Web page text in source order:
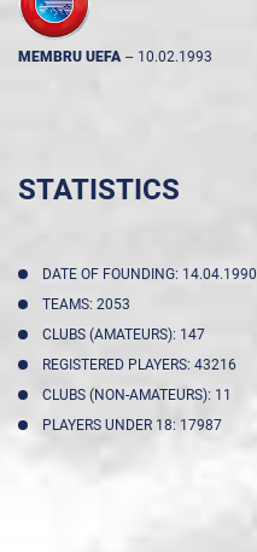
MEMBRU UEFA -- 10.02.1993
STATISTICS
DATE OF FOUNDING: 14.04.1990
TEAMS: 2053
CLUBS (AMATEURS): 147
REGISTERED PLAYERS: 43216
CLUBS (NON-AMATEURS): 11
PLAYERS UNDER 18: 17987